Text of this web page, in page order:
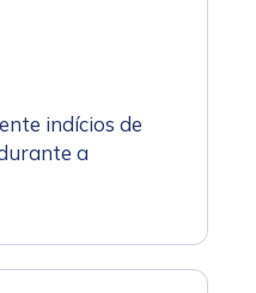
indícios de
a